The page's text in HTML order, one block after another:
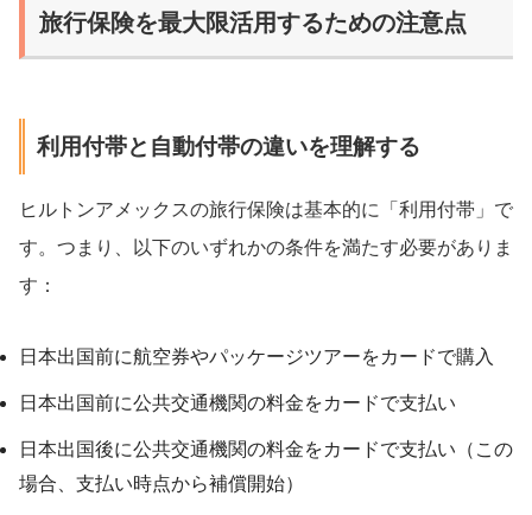
旅行保険を最大限活用するための注意点
利用付帯と自動付帯の違いを理解する
ヒルトンアメックスの旅行保険は基本的に「利用付帯」で
す。つまり、以下のいずれかの条件を満たす必要がありま
す：
日本出国前に航空券やパッケージツアーをカードで購入
日本出国前に公共交通機関の料金をカードで支払い
日本出国後に公共交通機関の料金をカードで支払い（この
場合、支払い時点から補償開始）